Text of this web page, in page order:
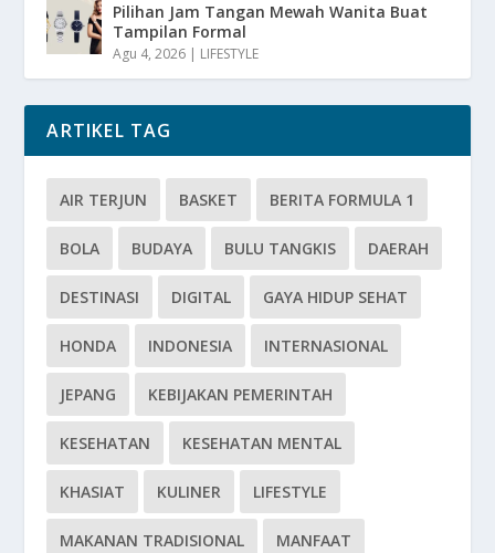
Pilihan Jam Tangan Mewah Wanita Buat
Tampilan Formal
Agu 4, 2026 | LIFESTYLE
ARTIKEL TAG
AIR TERJUN BASKET BERITA FORMULA 1
BOLA BUDAYA BULU TANGKIS DAERAH
DESTINASI DIGITAL GAYA HIDUP SEHAT
HONDA INDONESIA INTERNASIONAL
JEPANG KEBIJAKAN PEMERINTAH
KESEHATAN KESEHATAN MENTAL
KHASIAT KULINER LIFESTYLE
MAKANAN TRADISIONAL MANFAAT